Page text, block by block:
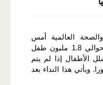
العالمية أمس
الجمعة من احتمال تعرض حوالي 1.8 مليون طفل
الأطفال إذا لم يتم
ويأتي هذا النداء بعد